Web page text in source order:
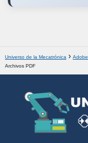
Universo de la Mecatrónica Adobe
Archivos PDF